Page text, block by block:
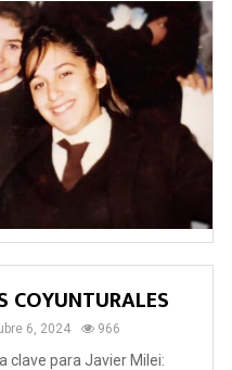
COYUNTURALES
6, 2024 966
clave para Javier Milei: